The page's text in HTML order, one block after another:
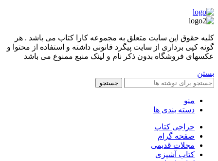
کليه حقوق اين سايت متعلق به مجموعه کارا کتاب می باشد . هر
گونه کپی برداری از سایت پیگرد قانونی داشته و استفاده از محتوا و
عکسهای فروشگاه بدون ذکر نام و لینک منبع ممنوع می باشد
بستن
جستجو
منو
دسته بندی ها
حراجی کتاب
صفحه گرام
مجلات قدیمی
کتاب آشپزی